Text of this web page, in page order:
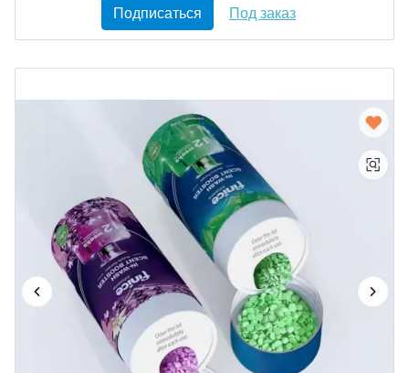
Подписаться Под заказ